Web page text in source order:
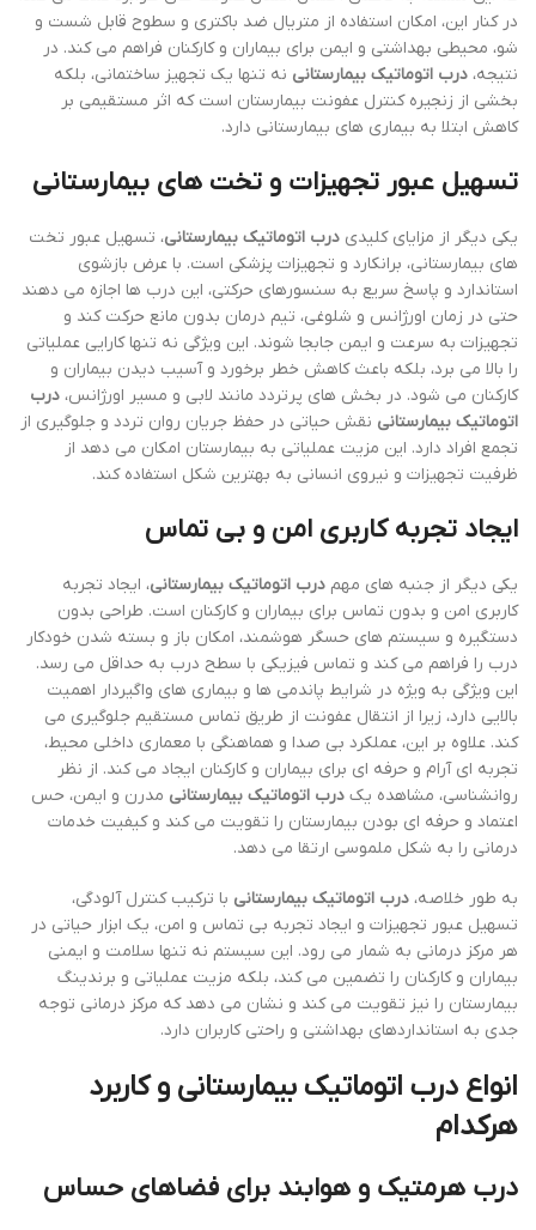
در کنار این، امکان استفاده از متریال ضد باکتری و سطوح قابل شست و
شو، محیطی بهداشتی و ایمن برای بیماران و کارکنان فراهم می کند. در
نتیجه، درب اتوماتیک بیمارستانی نه تنها یک تجهیز ساختمانی، بلکه
بخشی از زنجیره کنترل عفونت بیمارستان است که اثر مستقیمی بر
کاهش ابتلا به بیماری های بیمارستانی دارد.
تسهیل عبور تجهیزات و تخت های بیمارستانی
یکی دیگر از مزایای کلیدی درب اتوماتیک بیمارستانی، تسهیل عبور تخت
های بیمارستانی، برانکارد و تجهیزات پزشکی است. با عرض بازشوی
استاندارد و پاسخ سریع به سنسورهای حرکتی، این درب ها اجازه می دهند
حتی در زمان اورژانس و شلوغی، تیم درمان بدون مانع حرکت کند و
تجهیزات به سرعت و ایمن جابجا شوند. این ویژگی نه تنها کارایی عملیاتی
را بالا می برد، بلکه باعث کاهش خطر برخورد و آسیب دیدن بیماران و
کارکنان می شود. در بخش های پرتردد مانند لابی و مسیر اورژانس، درب
اتوماتیک بیمارستانی نقش حیاتی در حفظ جریان روان تردد و جلوگیری از
تجمع افراد دارد. این مزیت عملیاتی به بیمارستان امکان می دهد از
ظرفیت تجهیزات و نیروی انسانی به بهترین شکل استفاده کند.
ایجاد تجربه کاربری امن و بی تماس
یکی دیگر از جنبه های مهم درب اتوماتیک بیمارستانی، ایجاد تجربه
کاربری امن و بدون تماس برای بیماران و کارکنان است. طراحی بدون
دستگیره و سیستم های حسگر هوشمند، امکان باز و بسته شدن خودکار
درب را فراهم می کند و تماس فیزیکی با سطح درب به حداقل می رسد.
این ویژگی به ویژه در شرایط پاندمی ها و بیماری های واگیردار اهمیت
بالایی دارد، زیرا از انتقال عفونت از طریق تماس مستقیم جلوگیری می
کند. علاوه بر این، عملکرد بی صدا و هماهنگی با معماری داخلی محیط،
تجربه ای آرام و حرفه ای برای بیماران و کارکنان ایجاد می کند. از نظر
روانشناسی، مشاهده یک درب اتوماتیک بیمارستانی مدرن و ایمن، حس
اعتماد و حرفه ای بودن بیمارستان را تقویت می کند و کیفیت خدمات
درمانی را به شکل ملموسی ارتقا می دهد.
به طور خلاصه، درب اتوماتیک بیمارستانی با ترکیب کنترل آلودگی،
تسهیل عبور تجهیزات و ایجاد تجربه بی تماس و امن، یک ابزار حیاتی در
هر مرکز درمانی به شمار می رود. این سیستم نه تنها سلامت و ایمنی
بیماران و کارکنان را تضمین می کند، بلکه مزیت عملیاتی و برندینگ
بیمارستان را نیز تقویت می کند و نشان می دهد که مرکز درمانی توجه
جدی به استانداردهای بهداشتی و راحتی کاربران دارد.
انواع درب اتوماتیک بیمارستانی و کاربرد
هرکدام
درب هرمتیک و هوابند برای فضاهای حساس